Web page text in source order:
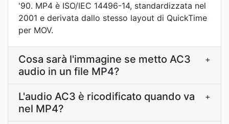
'90. MP4 è ISO/IEC 14496-14, standardizzata nel
2001 e derivata dallo stesso layout di QuickTime
per MOV.
Cosa sarà l'immagine se metto AC3
audio in un file MP4?
+
L'audio AC3 è ricodificato quando va
nel MP4?
+